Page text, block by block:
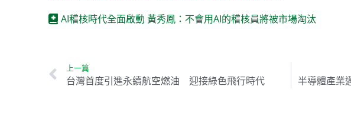
AI稽核時代全面啟動 黃秀鳳：不會用AI的稽核員將被市場淘汰
上一篇
台灣首度引進永續航空燃油 迎接綠色飛行時代 半導體產業